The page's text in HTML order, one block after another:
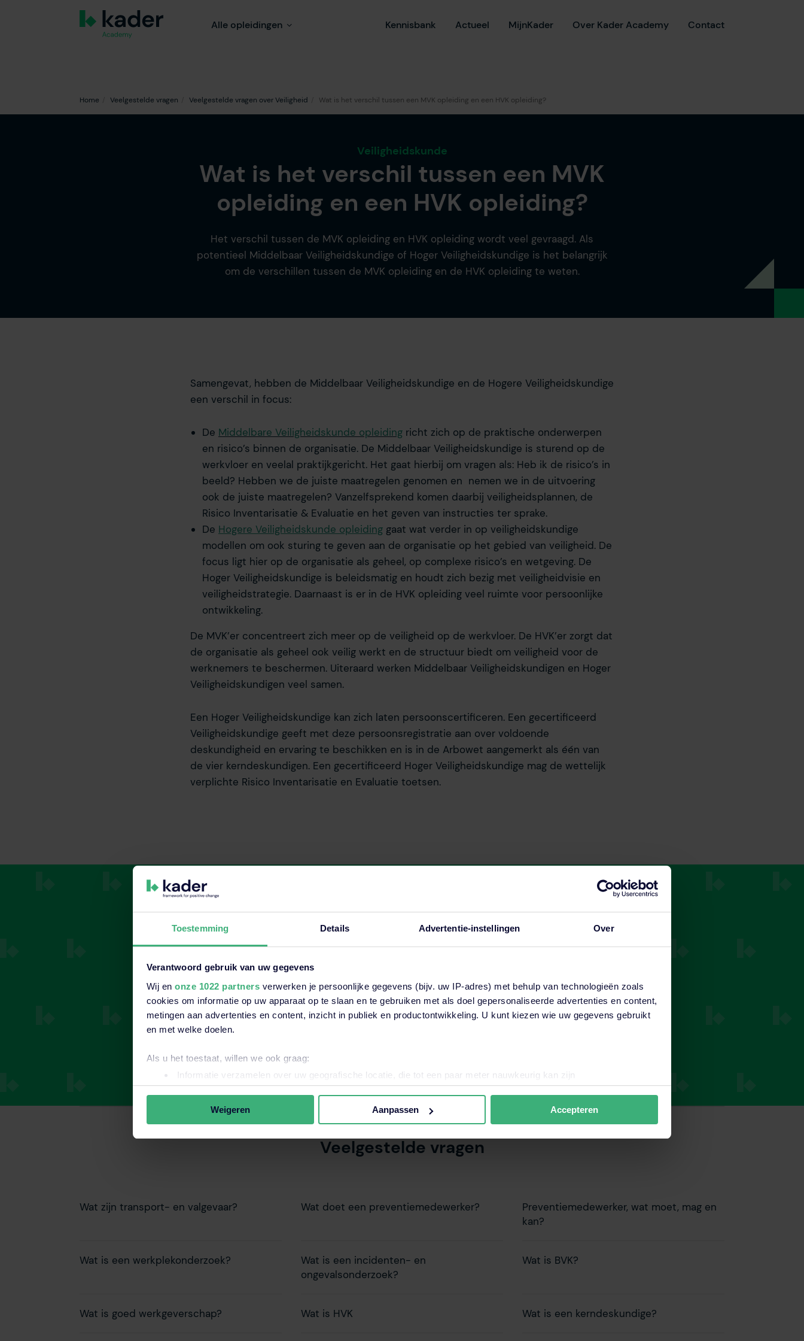
Toestemming Details Advertentie-instellingen Over
Verantwoord gebruik van uw gegevens
Wij en onze 1022 partners verwerken je persoonlijke gegevens (bijv. uw IP-adres) met behulp van technologieën zoals
cookies om informatie op uw apparaat op te slaan en te gebruiken met als doel gepersonaliseerde advertenties en content,
metingen aan advertenties en content, inzicht in publiek en productontwikkeling. U kunt kiezen wie uw gegevens gebruikt
en met welke doelen.
Als u het toestaat, willen we ook graag:
Informatie verzamelen over uw geografische locatie, die tot een paar meter nauwkeurig kan zijn
Uw apparaat identificeren door het actief te scannen op specifieke eigenschappen (fingerprinting)
Lees meer over hoe uw persoonlijke gegevens worden verwerkt en stel uw voorkeuren in het
detailgedeelte
toestemming op elk moment wijzigen of intrekken in de Cookieverklaring.
Wij gebruiken altijd functionele en analytische cookies. Ook willen we cookies plaatsen en data verzamelen om de
voorkeuren altijd weer aanpassen. Lees er meer overin ons cookiebeleid.
Weigeren Aanpassen Accepteren
Alle opleidingen Kennisbank Actueel MijnKader Over Kader Academy Contact
Home Veelgestelde vragen Veelgestelde vragen over Veiligheid Wat is het verschil tussen een MVK opleiding en een HVK opleiding?
Veiligheidskunde
Wat is het verschil tussen een MVK
opleiding en een HVK opleiding?
Het verschil tussen de MVK opleiding en HVK opleiding wordt veel gevraagd. Als
potentieel Middelbaar Veiligheidskundige of Hoger Veiligheidskundige is het belangrijk
om de verschillen tussen de MVK opleiding en de HVK opleiding te weten.
Samengevat, hebben de Middelbaar Veiligheidskundige en de Hogere Veiligheidskundige
een verschil in focus:
De Middelbare Veiligheidskunde opleiding richt zich op de praktische onderwerpen
en risico’s binnen de organisatie. De Middelbaar Veiligheidskundige is sturend op de
werkvloer en veelal praktijkgericht. Het gaat hierbij om vragen als: Heb ik de risico’s in
beeld? Hebben we de juiste maatregelen genomen en nemen we in de uitvoering
ook de juiste maatregelen? Vanzelfsprekend komen daarbij veiligheidsplannen, de
Risico Inventarisatie & Evaluatie en het geven van instructies ter sprake.
De Hogere Veiligheidskunde opleiding gaat wat verder in op veiligheidskundige
modellen om ook sturing te geven aan de organisatie op het gebied van veiligheid. De
focus ligt hier op de organisatie als geheel, op complexe risico’s en wetgeving. De
Hoger Veiligheidskundige is beleidsmatig en houdt zich bezig met veiligheidvisie en
veiligheidstrategie. Daarnaast is er in de HVK opleiding veel ruimte voor persoonlijke
ontwikkeling.
De MVK’er concentreert zich meer op de veiligheid op de werkvloer. De HVK’er zorgt dat
de organisatie als geheel ook veilig werkt en de structuur biedt om veiligheid voor de
werknemers te beschermen. Uiteraard werken Middelbaar Veiligheidskundigen en Hoger
Veiligheidskundigen veel samen.
Een Hoger Veiligheidskundige kan zich laten persoonscertificeren. Een gecertificeerd
Veiligheidskundige geeft met deze persoonsregistratie aan over voldoende
deskundigheid en ervaring te beschikken en is in de Arbowet aangemerkt als één van
de vier kerndeskundigen. Een gecertificeerd Hoger Veiligheidskundige mag de wettelijk
verplichte Risico Inventarisatie en Evaluatie toetsen.
Download brochure
Download de brochure van onze Preventiemedewerker
profielschets, doelstellingen, toelatingseisen en
studiebelasting. Ook krijg je meer informatie over de
invulling per lesdag.
Veelgestelde vragen
Wat zijn transport- en valgevaar? Wat doet een preventiemedewerker?
Preventiemedewerker, wat moet, mag en
kan?
Wat is een werkplekonderzoek?
Wat is een incidenten- en
ongevalsonderzoek?
Wat is BVK?
Wat is goed werkgeverschap? Wat is HVK Wat is een kerndeskundige?